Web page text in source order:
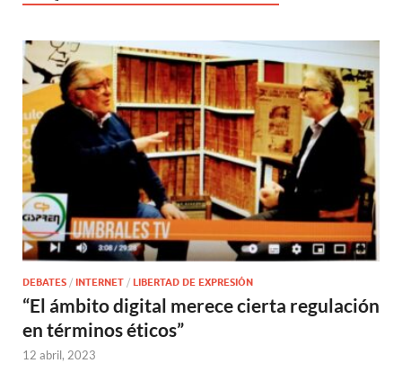
DEBATES / INTERNET / LIBERTAD DE EXPRESIÓN
“El ámbito digital merece cierta regulación
en términos éticos”
12 abril, 2023